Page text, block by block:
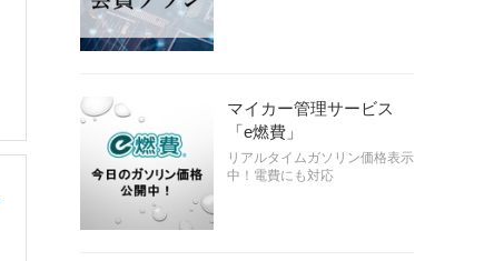
マイカー管理サービス
「e燃費」
リアルタイムガソリン価格表示
中！電費にも対応